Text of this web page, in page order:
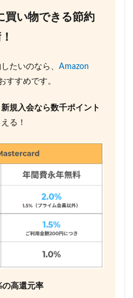
い物できる節約
たいのなら、 Amazon
すすめです。
規入会なら数千ポイント
る！
の高還元率